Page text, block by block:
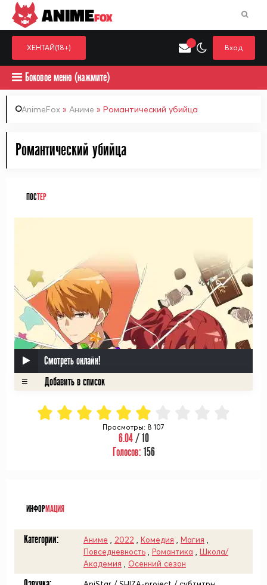
Выберите одну категорию для поиска
ANIMEFOX
ХЕНТАЙ(18+) Вход
Боковое меню (нажмите)
AnimeFox » Аниме » Романтический убийца
Романтический убийца
ПОСТЕР
Смотреть онлайн!
Просмотры: 8 107
6.04/ 10
Голосов: 156
ИНФОРМАЦИЯ
Категории: Аниме 2022 Комедия Магия
Повседневность
Романтика
Школа/
Академия
Осенний сезон